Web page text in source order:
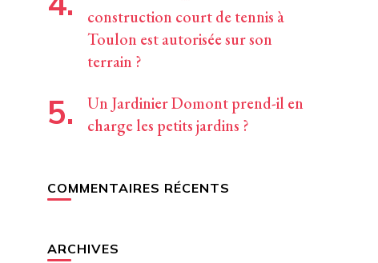
construction court de tennis à
Toulon est autorisée sur son
terrain ?
Un Jardinier Domont prend-il en
charge les petits jardins ?
COMMENTAIRES RÉCENTS
ARCHIVES